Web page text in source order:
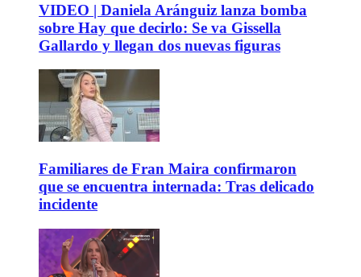
VIDEO | Daniela Aránguiz lanza bomba
sobre Hay que decirlo: Se va Gissella
Gallardo y llegan dos nuevas figuras
Familiares de Fran Maira confirmaron
que se encuentra internada: Tras delicado
incidente